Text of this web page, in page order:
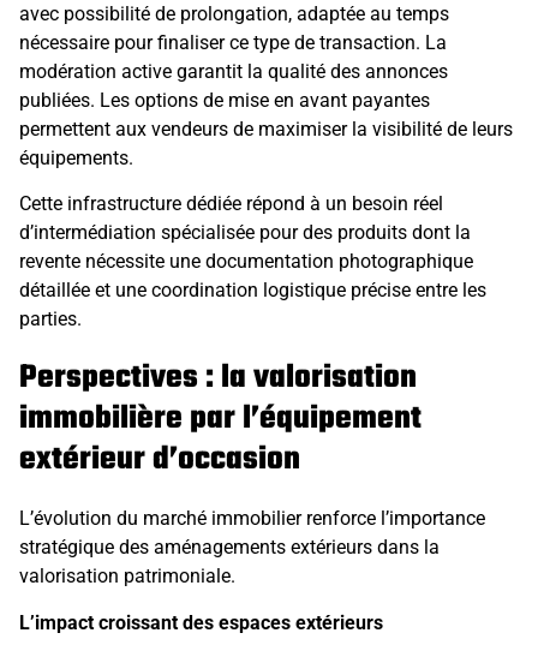
avec possibilité de prolongation, adaptée au temps
nécessaire pour finaliser ce type de transaction. La
modération active garantit la qualité des annonces
publiées. Les options de mise en avant payantes
permettent aux vendeurs de maximiser la visibilité de leurs
équipements.
Cette infrastructure dédiée répond à un besoin réel
d’intermédiation spécialisée pour des produits dont la
revente nécessite une documentation photographique
détaillée et une coordination logistique précise entre les
parties.
Perspectives : la valorisation
immobilière par l’équipement
extérieur d’occasion
L’évolution du marché immobilier renforce l’importance
stratégique des aménagements extérieurs dans la
valorisation patrimoniale.
L’impact croissant des espaces extérieurs